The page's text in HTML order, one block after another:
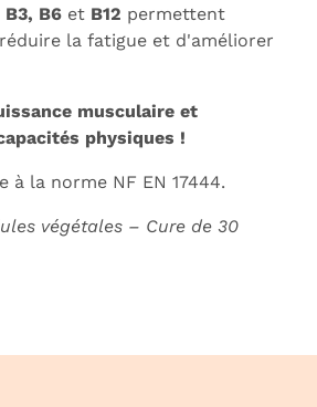
B6 et B12 permettent
la fatigue et d'améliorer
musculaire et
physiques !
à la norme NF EN 17444.
végétales – Cure de 30